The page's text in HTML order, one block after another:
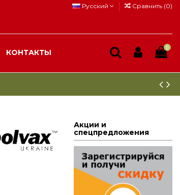
Русский Сравнить (0)
КОНТАКТЫ
0
Акции и
спецпредложения